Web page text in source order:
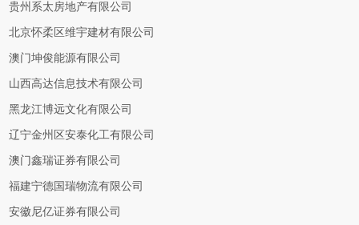
贵州系太房地产有限公司
北京怀柔区维宇建材有限公司
澳门坤俊能源有限公司
山西高达信息技术有限公司
黑龙江博远文化有限公司
辽宁金州区安泰化工有限公司
澳门鑫瑞证券有限公司
福建宁德国瑞物流有限公司
安徽尼亿证券有限公司